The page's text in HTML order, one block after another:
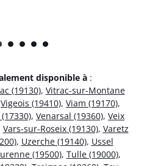
disponible à :
(19130), Vitrac-sur-Montane
Vigeois (19410), Viam (19170),
, Venarsal (19360), Veix
Vars-sur-Roseix (19130), Varetz
, Uzerche (19140), Ussel
(19500), Tulle (19000),